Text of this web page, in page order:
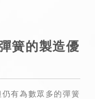
簧的製造優
有為數眾多的彈簧